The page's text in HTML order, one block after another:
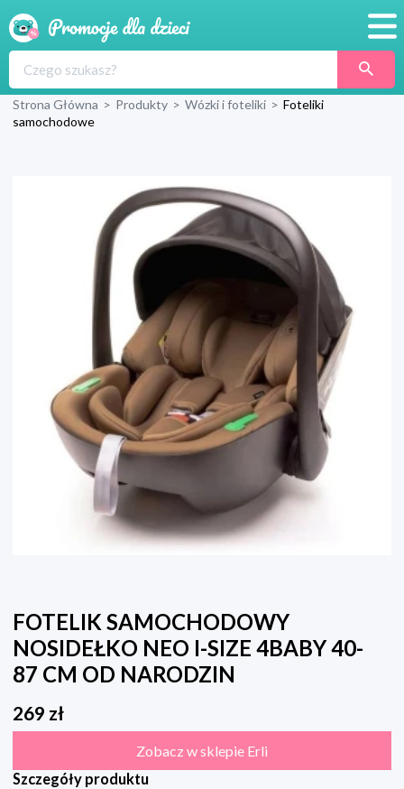
Produkty
Blog
Wyprawka
Strona Główna > Produkty > Wózki i foteliki > Foteliki
samochodowe
FOTELIK SAMOCHODOWY
NOSIDEŁKO NEO I-SIZE 4BABY 40-
87 CM OD NARODZIN
269 zł
Zobacz w sklepie Erli
Szczegóły produktu